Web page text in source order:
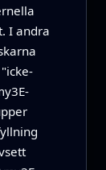
I andra